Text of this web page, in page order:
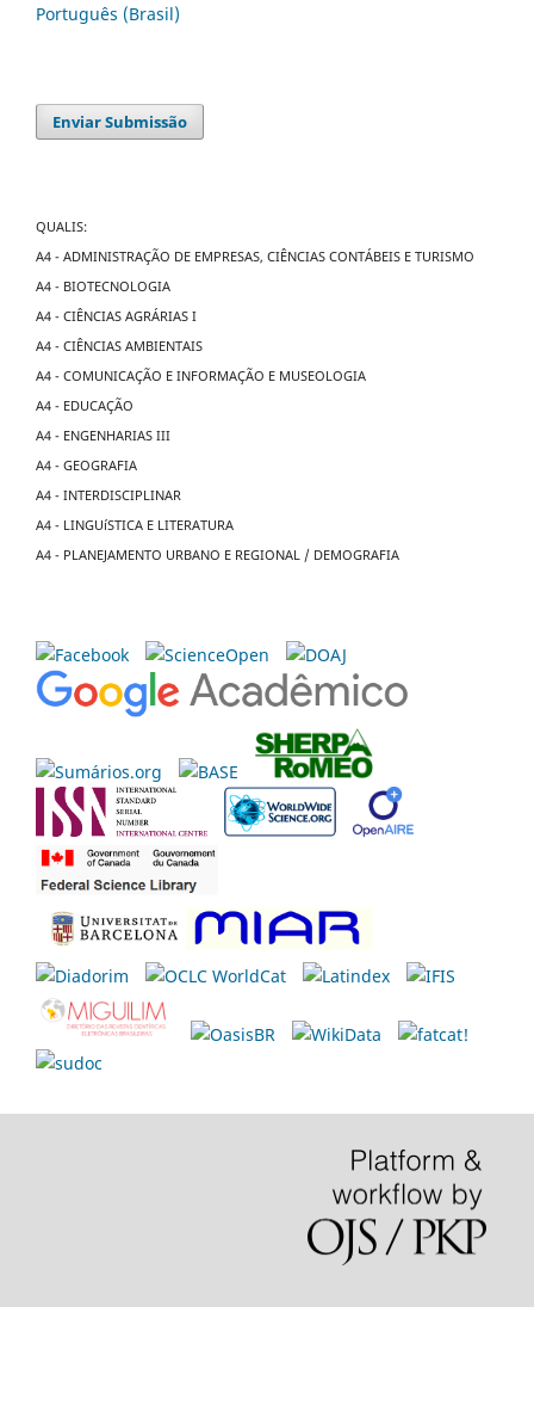
Português (Brasil)
Enviar Submissão
QUALIS:
A4 - ADMINISTRAÇÃO DE EMPRESAS, CIÊNCIAS CONTÁBEIS E TURISMO
A4 - BIOTECNOLOGIA
A4 - CIÊNCIAS AGRÁRIAS I
A4 - CIÊNCIAS AMBIENTAIS
A4 - COMUNICAÇÃO E INFORMAÇÃO E MUSEOLOGIA
A4 - EDUCAÇÃO
A4 - ENGENHARIAS III
A4 - GEOGRAFIA
A4 - INTERDISCIPLINAR
A4 - LINGUíSTICA E LITERATURA
A4 - PLANEJAMENTO URBANO E REGIONAL / DEMOGRAFIA